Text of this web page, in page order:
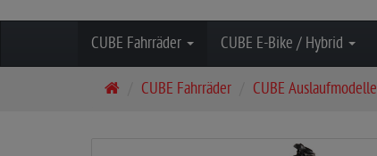
CUBE Fahrräder CUBE E-Bike / Hybrid
CUBE Fahrräder CUBE Auslaufmodelle